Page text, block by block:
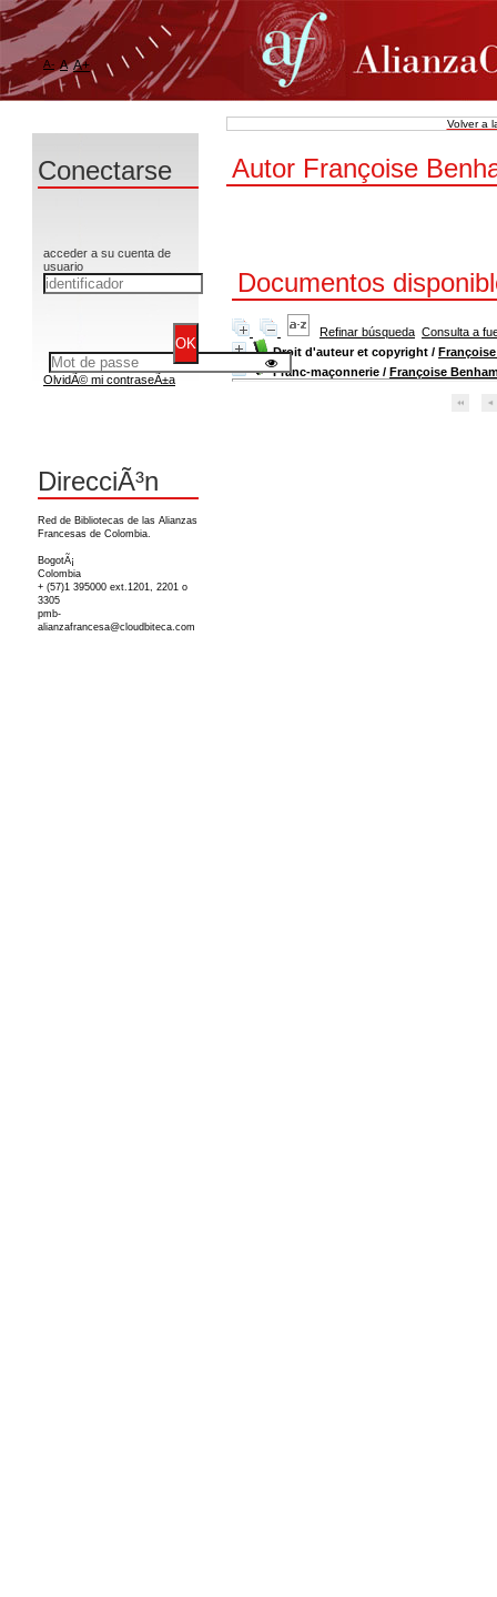
Volver a
Autor Françoise
Documentos
Refinar búsqueda Consulta a
Droit d'auteur et copyright /
Franc-maçonnerie / Françoise
A- A A+
Conectarse
acceder a su cuenta de
usuario
OlvidÃ© mi contraseÃ±a
DirecciÃ³n
Red de Bibliotecas de las Alianzas
Francesas de Colombia.
BogotÃ¡
Colombia
+ (57)1 395000 ext.1201, 2201 o
3305
pmb-
alianzafrancesa@cloudbiteca.com